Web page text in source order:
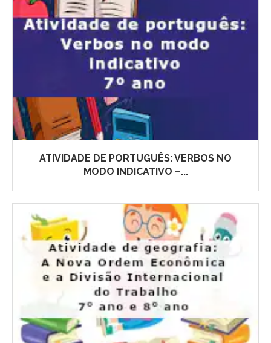
ATIVIDADE DE PORTUGUÊS: VERBOS NO
MODO INDICATIVO –...